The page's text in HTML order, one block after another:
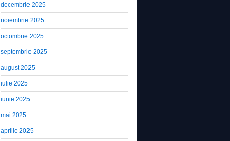
decembrie 2025
noiembrie 2025
octombrie 2025
septembrie 2025
august 2025
iulie 2025
iunie 2025
mai 2025
aprilie 2025